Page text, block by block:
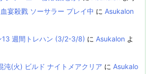
宴殺戮 ソーサラー プレイ中 に Asukalon
13 週間トレハン (3/2-3/8) に Asukalon よ
沌(火) ビルド ナイトメアクリア に Asukalo